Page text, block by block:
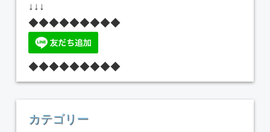
↓↓↓
◆◆◆◆◆◆◆◆◆
◆◆◆◆◆◆◆◆◆
カテゴリー